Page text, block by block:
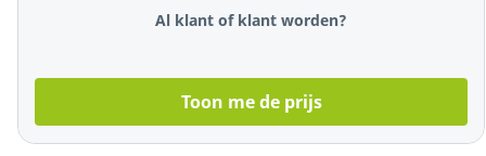
Al klant of klant worden?
Toon me de prijs